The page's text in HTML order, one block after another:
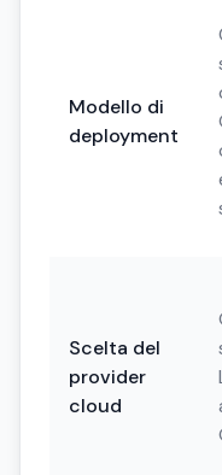
Modello di
deployment
Scelta del
provider
cloud